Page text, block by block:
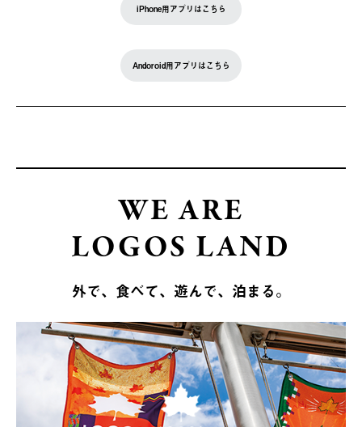
iPhone用アプリはこちら
Andoroid用アプリはこちら
WE ARE
LOGOS LAND
外で、食べて、遊んで、泊まる。